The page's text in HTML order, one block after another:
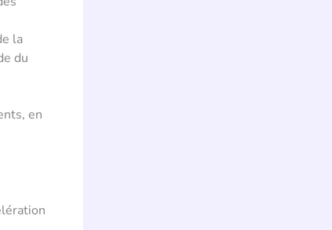
la
du
en